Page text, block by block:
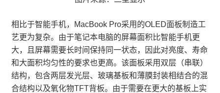
相比于智能手机，MacBook Pro采用的OLED面板制造工
艺更为复杂。由于笔记本电脑的屏幕面积比智能手机更
大，且屏幕需要长时间保持同一状态，因此对亮度、寿命
和大面积均匀性的要求也更高。该面板采用双层（串联）
结构，包含两层发光层、玻璃基板和薄膜封装相结合的混
合结构以及氧化物TFT背板。由于需要在更大的基板上实